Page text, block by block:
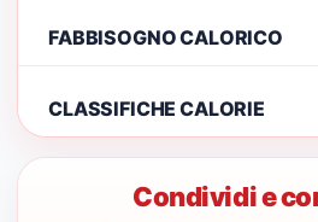
FABBISOGNO CALORICO
CLASSIFICHE CALORIE
Condividi e